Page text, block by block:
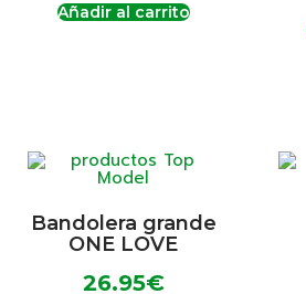
Añadir al carrito
Bandolera grande
ONE LOVE
26.95€